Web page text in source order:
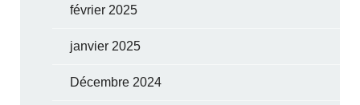
février 2025
janvier 2025
Décembre 2024